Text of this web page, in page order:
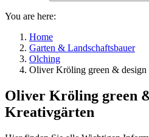
You are here:
Home
Garten & Landschaftsbauer
Olching
Oliver Kröling green &
Oliver Kröling green
Kreativgärten